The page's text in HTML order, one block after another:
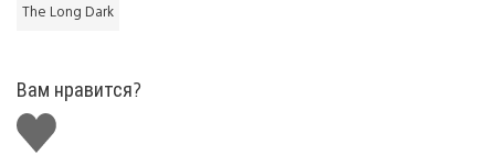
The Long Dark
Вам нравится?
Поставить
лайк